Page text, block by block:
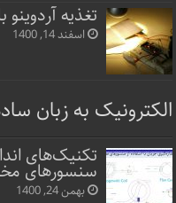
تغذیه
اسفند 14, 1400
الکترونیک به زبان
تکنیک‌های
سنسورهای
بهمن 24, 1400